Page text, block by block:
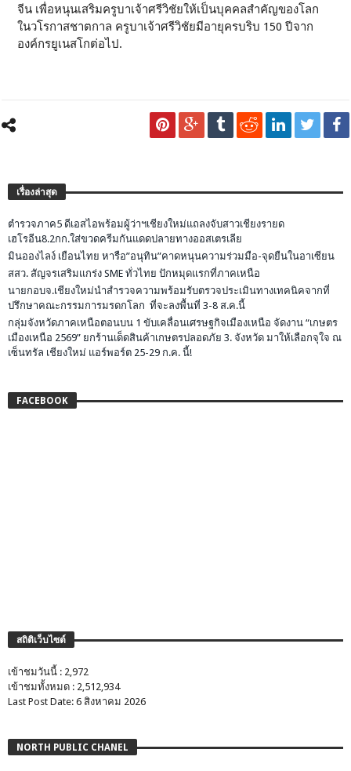
จีน เพื่อหนุนเสริมครูบาเจ้าศรีวิชัยให้เป็นบุคคลสำคัญของโลก
ในวโรกาสชาตกาล ครูบาเจ้าศรีวิชัยมีอายุครบริบ 150 ปีจาก
องค์กรยูเนสโกต่อไป.
เรื่องล่าสุด
ตำรวจภาค5 ดีเอสไอพร้อมผู้ว่าฯเชียงใหม่แถลงจับสาวเชียงรายด
เฮโรอีน8.2กก.ใส่ขวดครีมกันแดดปลายทางออสเตรเลีย
มินอองไลง์ เยือนไทย หารือ”อนุทิน”คาดหนุนความร่วมมือ-จุดยืนในอาเซียน
สสว. สัญจรเสริมแกร่ง SME ทั่วไทย ปักหมุดแรกที่ภาคเหนือ
นายกอบจ.เชียงใหม่นำสำรวจความพร้อมรับตรวจประเมินทางเทคนิคจากที่
ปรึกษาคณะกรรมการมรดกโลก ที่จะลงพื้นที่ 3-8 ส.ค.นี้
กลุ่มจังหวัดภาคเหนือตอนบน 1 ขับเคลื่อนเศรษฐกิจเมืองเหนือ จัดงาน “เกษตร
เมืองเหนือ 2569” ยกร้านเด็ดสินค้าเกษตรปลอดภัย 3. จังหวัด มาให้เลือกจุใจ ณ
เซ็นทรัล เชียงใหม่ แอร์พอร์ต 25-29 ก.ค. นี้!
FACEBOOK
สถิติเว็บไซต์
เข้าชมวันนี้ : 2,972
เข้าชมทั้งหมด : 2,512,934
Last Post Date: 6 สิงหาคม 2026
NORTH PUBLIC CHANEL